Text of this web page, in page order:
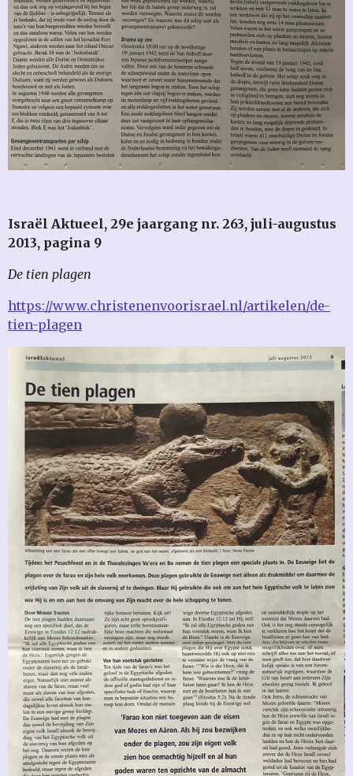
Israël Aktueel, 29e jaargang nr. 263, juli-augustus
2013, pagina 9
De tien plagen
https://www.christenenvoorisrael.nl/artikelen/de-
tien-plagen